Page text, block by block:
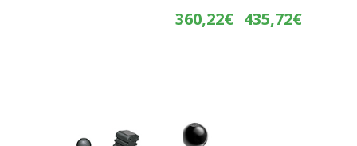
360,22€ - 435,72€Rango